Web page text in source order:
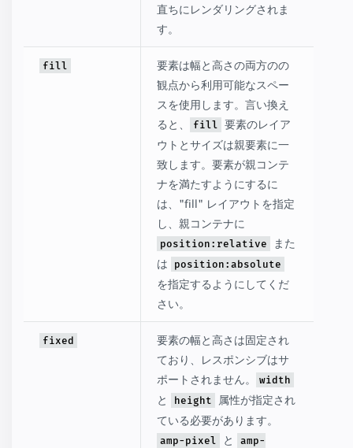
直ちにレンダリングされま
す。
fill
要素は幅と高さの両方のの
観点から利用可能なスペー
スを使用します。言い換え
ると、
fill
要素のレイア
ウトとサイズは親要素に一
致します。要素が親コンテ
ナを満たすようにするに
は、"fill" レイアウトを指定
し、親コンテナに
position:relative
また
は
position:absolute
を指定するようにしてくだ
さい。
fixed
要素の幅と高さは固定され
ており、レスポンシブはサ
ポートされません。
width
と height
属性が指定され
ている必要があります。
amp-pixel と
amp-